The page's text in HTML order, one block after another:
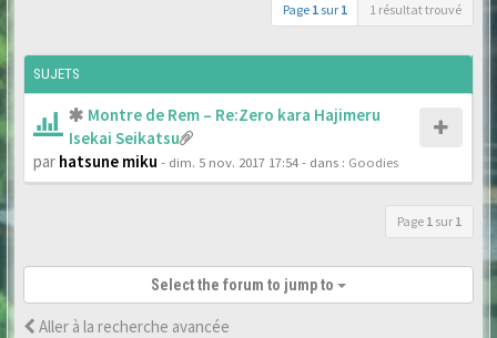
Page 1 sur 1 1 résultat trouvé
SUJETS
Montre de Rem – Re:Zero kara Hajimeru
Isekai Seikatsu
par hatsune miku - dim. 5 nov. 2017 17:54- dans : Goodies
Page 1 sur 1
Select the forum to jump to
Aller à la recherche avancée